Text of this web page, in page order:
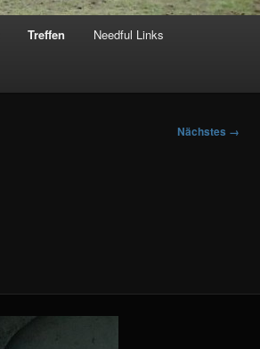
Treffen Needful Links
Nächstes →